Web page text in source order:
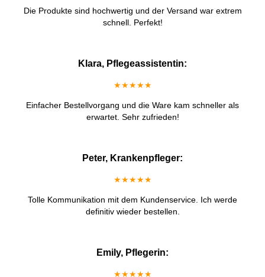
Die Produkte sind hochwertig und der Versand war extrem
schnell. Perfekt!
Klara, Pflegeassistentin:
★★★★★
Einfacher Bestellvorgang und die Ware kam schneller als
erwartet. Sehr zufrieden!
Peter, Krankenpfleger:
★★★★★
Tolle Kommunikation mit dem Kundenservice. Ich werde
definitiv wieder bestellen.
Emily, Pflegerin:
★★★★★